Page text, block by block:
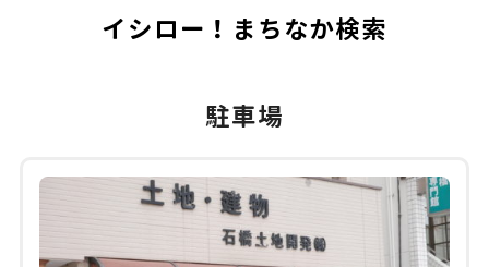
イシロー！まちなか検索
駐車場